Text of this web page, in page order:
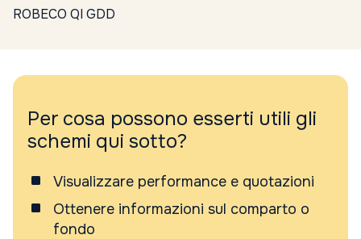
ROBECO QI GDD
Per cosa possono esserti utili gli
schemi qui sotto?
Visualizzare performance e quotazioni
Ottenere informazioni sul comparto o
fondo